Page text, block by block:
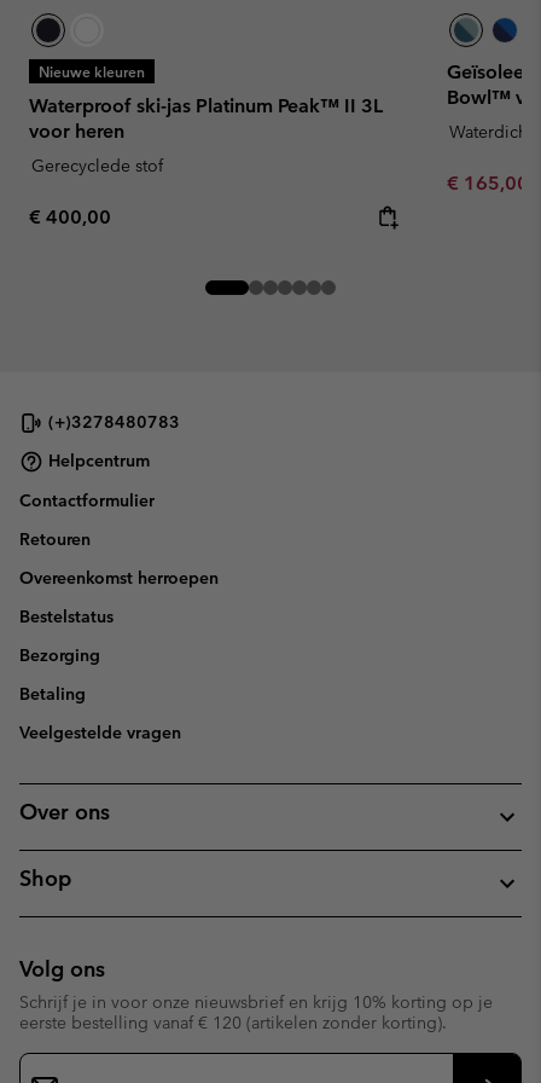
Nieuwe kleuren
Waterproof ski-jas Platinum Peak™ II 3L
voor heren
Gerecyclede stof
Regular price:
€ 400,00
Bowl™
Waterdicht
Sale price:
€ 165,00
(+)3278480783
Helpcentrum
Contactformulier
Retouren
Overeenkomst herroepen
Bestelstatus
Bezorging
Betaling
Veelgestelde vragen
Over ons
Shop
Volg ons
Schrijf je in voor onze nieuwsbrief en krijg 10% korting op je
eerste bestelling vanaf € 120 (artikelen zonder korting).
Aanmelden